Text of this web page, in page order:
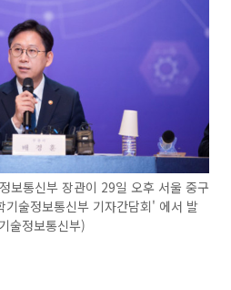
보통신부 장관이 29일 오후 서울 중구
기술정보통신부 기자간담회' 에서 발
술정보통신부)